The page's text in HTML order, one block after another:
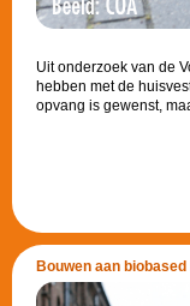
Uit onderzoek van de
hebben met de
opvang is gewenst,
Bouwen aan biobased